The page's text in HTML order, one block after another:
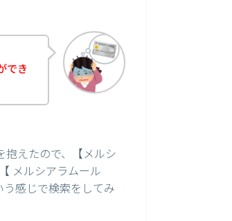
でき
抱えたので、【メルシ
メルシアラムール
感じで検索をしてみ